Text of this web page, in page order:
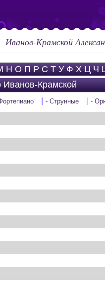
Иванов-Крамской
Н О П Р С Т У Ф Х Ц Ч
Иванов-Крамской
- Струнные -